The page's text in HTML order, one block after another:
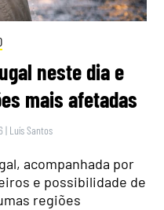
neste dia e
mais afetadas
| Luís Santos
acompanhada por
e possibilidade de
regiões